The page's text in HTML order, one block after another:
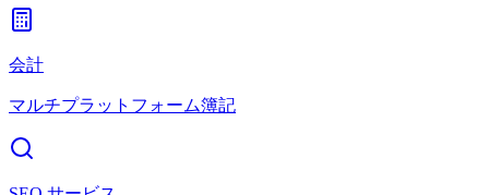
会計
マルチプラットフォーム簿記